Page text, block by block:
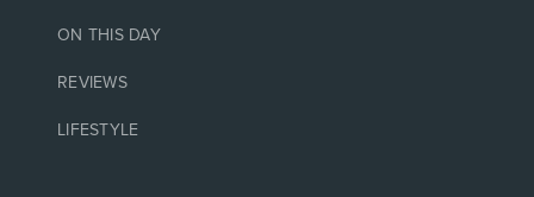
ON THIS DAY
REVIEWS
LIFESTYLE